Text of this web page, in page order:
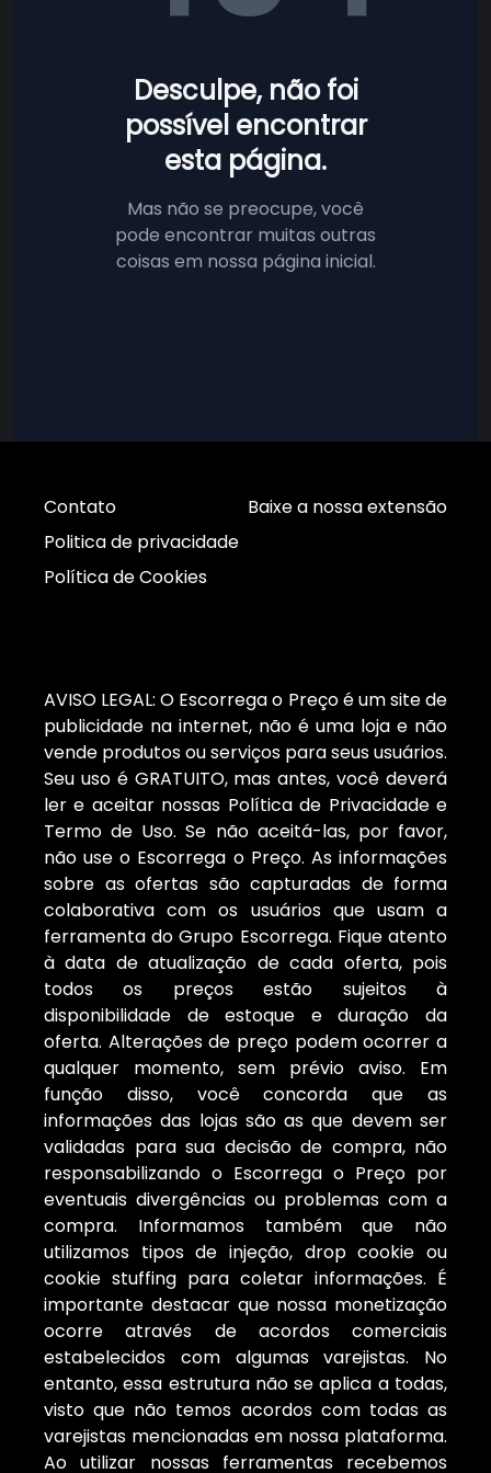
Desculpe, não foi
possível encontrar
esta página.
Mas não se preocupe, você
pode encontrar muitas outras
coisas em nossa página inicial.
Contato
Politica de privacidade
Política de Cookies
Baixe a nossa extensão
AVISO LEGAL: O Escorrega o Preço é um site de
publicidade na internet, não é uma loja e não
vende produtos ou serviços para seus usuários.
Seu uso é GRATUITO, mas antes, você deverá
ler e aceitar nossas Política de Privacidade e
Termo de Uso. Se não aceitá-las, por favor,
não use o Escorrega o Preço. As informações
sobre as ofertas são capturadas de forma
colaborativa com os usuários que usam a
ferramenta do Grupo Escorrega. Fique atento
à data de atualização de cada oferta, pois
todos os preços estão sujeitos à
disponibilidade de estoque e duração da
oferta. Alterações de preço podem ocorrer a
qualquer momento, sem prévio aviso. Em
função disso, você concorda que as
informações das lojas são as que devem ser
validadas para sua decisão de compra, não
responsabilizando o Escorrega o Preço por
eventuais divergências ou problemas com a
compra. Informamos também que não
utilizamos tipos de injeção, drop cookie ou
cookie stuffing para coletar informações. É
importante destacar que nossa monetização
ocorre através de acordos comerciais
estabelecidos com algumas varejistas. No
entanto, essa estrutura não se aplica a todas,
visto que não temos acordos com todas as
varejistas mencionadas em nossa plataforma.
Ao utilizar nossas ferramentas recebemos